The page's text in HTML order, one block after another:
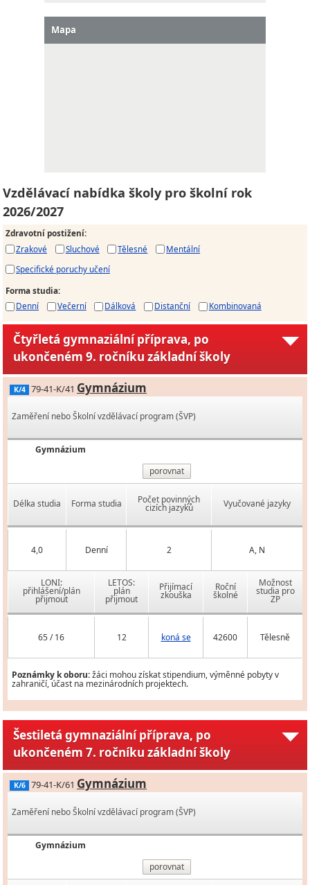
Mapa
Vzdělávací nabídka školy pro školní rok
2026/2027
Zdravotní postižení:
Zrakové
Sluchové Tělesné
Mentální
Specifické poruchy učení
Forma studia:
Denní
Večerní Dálková Distanční Kombinovaná
Čtyřletá gymnaziální příprava, po
ukončeném 9. ročníku základní školy
K/4 79-41-K/41 Gymnázium
Zaměření nebo Školní vzdělávací program (ŠVP)
Gymnázium
porovnat
Délka studia Forma studia Počet povinných
cizích jazyků Vyučované jazyky
4,0 Denní 2 A, N
LONI:
přihlášení/plán
přijmout
LETOS:
plán
přijmout
Přijímací
zkouška
Roční
školné
Možnost
studia pro
ZP
65 / 16 12 koná se 42600 Tělesně
Poznámky k oboru:žáci mohou získat stipendium, výměnné pobyty v
zahraničí, účast na mezinárodních projektech.
Šestiletá gymnaziální příprava, po
ukončeném 7. ročníku základní školy
K/6 79-41-K/61 Gymnázium
Zaměření nebo Školní vzdělávací program (ŠVP)
Gymnázium
porovnat